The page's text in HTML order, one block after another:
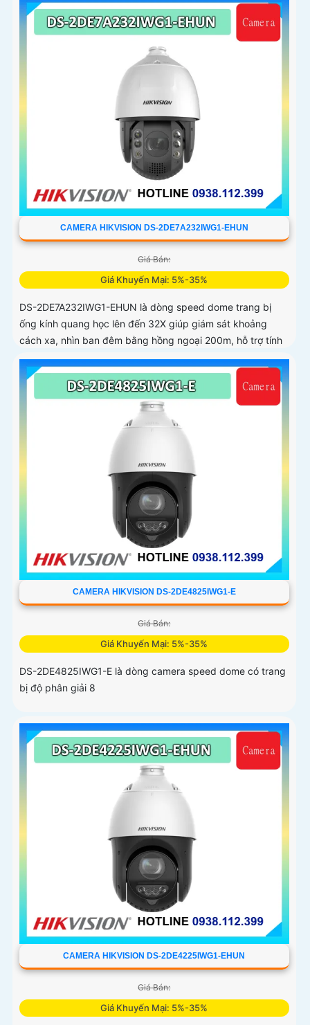
CAMERA HIKVISION DS-2DE7A232IWG1-EHUN
Giá Bán:
Giá Khuyến Mại: 5%-35%
DS-2DE7A232IWG1-EHUN là dòng speed dome trang bị
ống kính quang học lên đến 32X giúp giám sát khoảng
cách xa, nhìn ban đêm bằng hồng ngoại 200m, hỗ trợ tính
năng AcuSense nâng cao hiệu quả giám sát an ninh, có tốc
độ lấy nét cao nhờ công nghệ Self-learning
CAMERA HIKVISION DS-2DE4825IWG1-E
Giá Bán:
Giá Khuyến Mại: 5%-35%
DS-2DE4825IWG1-E là dòng camera speed dome có trang
bị độ phân giải 8
CAMERA HIKVISION DS-2DE4225IWG1-EHUN
Giá Bán:
Giá Khuyến Mại: 5%-35%